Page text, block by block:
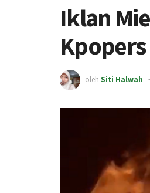
Iklan
oleh Siti Halwah